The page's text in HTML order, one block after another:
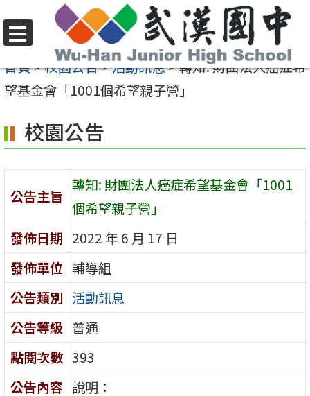
至
要
容
區
選
單
首頁>校園公告>活動訊息>轉知: 財團法人癌症希
望基金會「1001個希望親子營」
校園公告
公告主旨
轉知: 財團法人癌症希望基金會「1001
個希望親子營」
發佈日期 2022 年 6 月 17 日
發佈單位 輔導組
公告類別 活動訊息
公告等級 普通
點閱次數 393
公告內容 說明：